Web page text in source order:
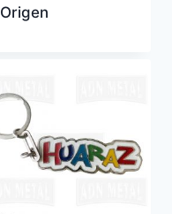
Origen